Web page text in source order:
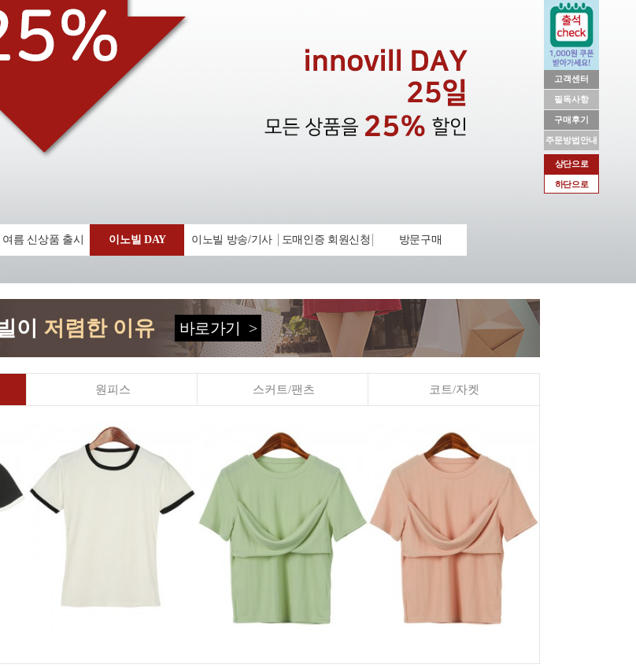
고객센터
필독사항
구매후기
주문방법안내
상단으로
하단으로
여름 신상품 출시 이노빌 DAY 이노빌 방송/기사 도매인증 회원신청 방문구매
이 저렴한 이유 바로가기 >
원피스 스커트/팬츠 코트/자켓